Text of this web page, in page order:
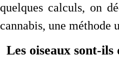
quelques calculs, on
cannabis, une
Les oiseaux sont-ils